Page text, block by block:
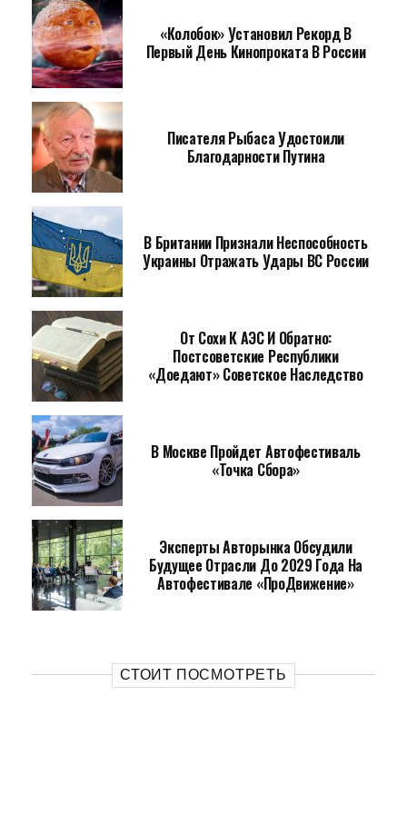
«Колобок» Установил Рекорд В
Первый День Кинопроката В России
Писателя Рыбаса Удостоили
Благодарности Путина
В Британии Признали Неспособность
Украины Отражать Удары ВС России
От Сохи К АЭС И Обратно:
Постсоветские Республики
«доедают» Советское Наследство
В Москве Пройдет Автофестиваль
«Точка Сбора»
Эксперты Авторынка Обсудили
Будущее Отрасли До 2029 Года На
Автофестивале «ПроДвижение»
СТОИТ ПОСМОТРЕТЬ